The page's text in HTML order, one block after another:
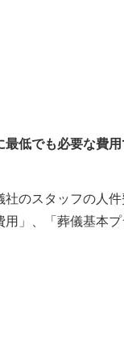
低でも必要な費用
のスタッフの人
」、「葬儀基本